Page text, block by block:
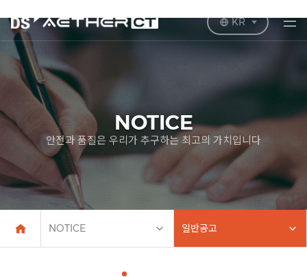
KR
NOTICE
안전과 품질은 우리가 추구하는 최고의 가치입니다
NOTICE 일반공고